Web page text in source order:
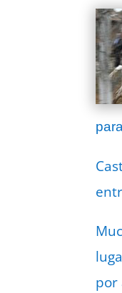
por